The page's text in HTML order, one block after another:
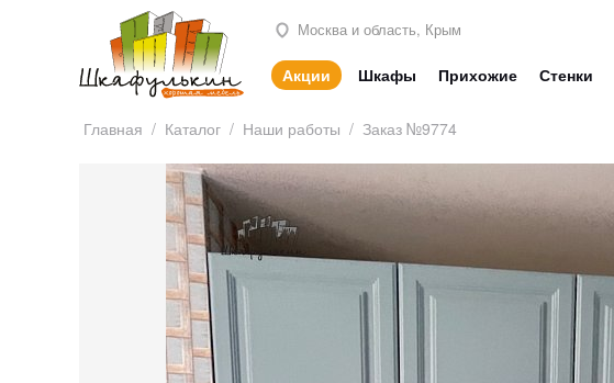
Москва и область, Крым
Акции Шкафы Прихожие Стенки
Главная / Каталог / Наши работы / Заказ №9774